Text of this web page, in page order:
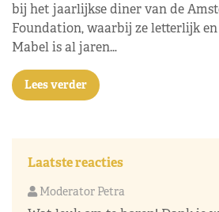
bij het jaarlijkse diner van de
Foundation, waarbij ze letterlijk
Mabel is al jaren…
Lees verder
Laatste reacties
Moderator Petra